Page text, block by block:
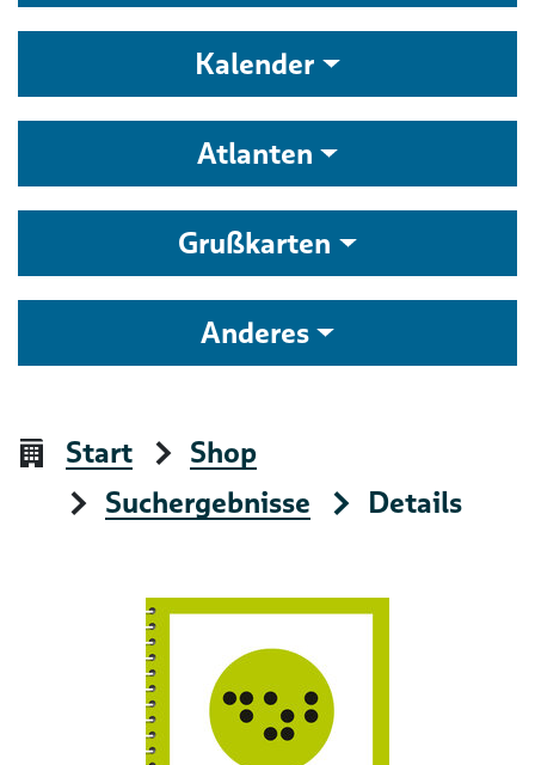
Kalender
Atlanten
Grußkarten
Anderes
Start
Shop
Suchergebnisse
Details